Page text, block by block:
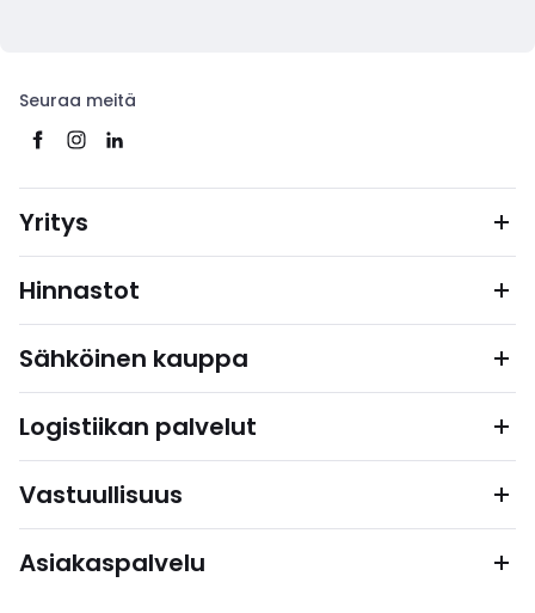
Seuraa meitä
Yritys
Hinnastot
Sähköinen kauppa
Logistiikan palvelut
Vastuullisuus
Asiakaspalvelu